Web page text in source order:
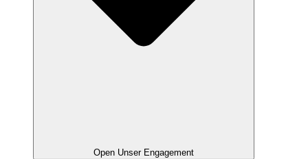
Open Unser Engagement